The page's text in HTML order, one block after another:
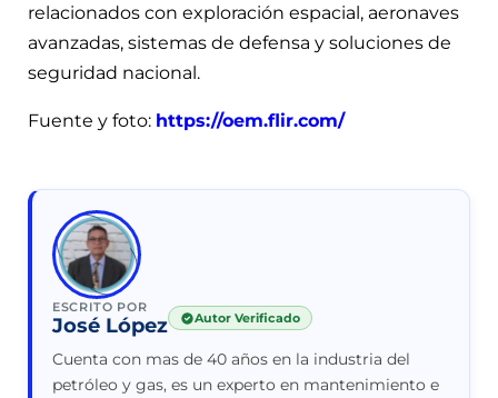
relacionados con exploración espacial, aeronaves
avanzadas, sistemas de defensa y soluciones de
seguridad nacional.
Fuente y foto: https://oem.flir.com/
ESCRITO POR
José López Autor Verificado
Cuenta con mas de 40 años en la industria del
petróleo y gas, es un experto en mantenimiento e